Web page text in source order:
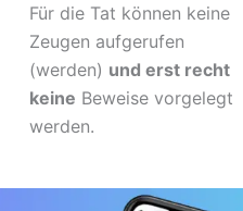
Für die Tat können keine
Zeugen aufgerufen
(werden) und erst recht
keine Beweise vorgelegt
werden.